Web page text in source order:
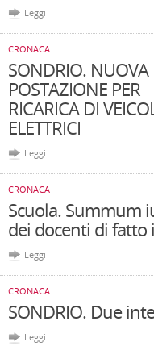
Leggi
CRONACA
SONDRIO. NUOVA
POSTAZIONE PER
RICARICA DI
ELETTRICI
Leggi
CRONACA
Scuola. Summum
dei docenti di fatto
Leggi
CRONACA
SONDRIO. Due
Leggi